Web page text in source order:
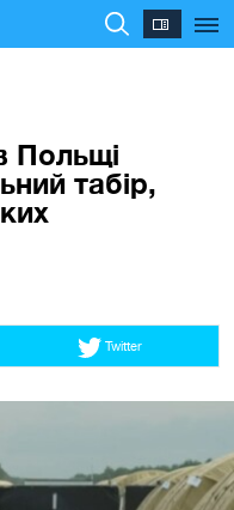
Польщі
табір,
Twitter